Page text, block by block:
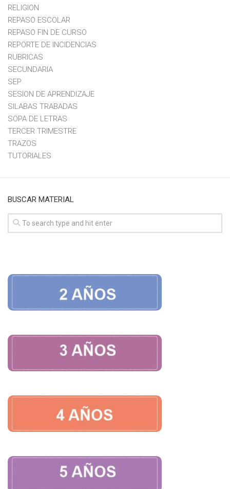
RELIGION
REPASO ESCOLAR
REPASO FIN DE CURSO
REPORTE DE INCIDENCIAS
RUBRICAS
SECUNDARIA
SEP
SESION DE APRENDIZAJE
SILABAS TRABADAS
SOPA DE LETRAS
TERCER TRIMESTRE
TRAZOS
TUTORIALES
BUSCAR MATERIAL